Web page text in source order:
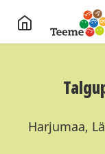
Harjumaa,